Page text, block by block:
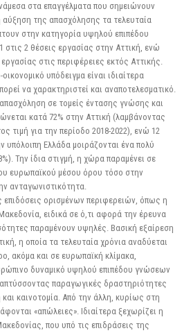
στα επαγγέλματα που σημειώνουν
αύξηση της απασχόλησης τα τελευταία
στην κατηγορία υψηλού επιπέδου
2 θέσεις εργασίας στην Αττική, ενώ
στις περιφέρειες εκτός Αττικής.
υπόδειγμα είναι ιδιαίτερα
να χαρακτηριστεί και αναποτελεσματικό.
απασχόληση σε τομείς έντασης γνώσης και
κατά 72% στην Αττική (λαμβάνοντας
τιμή για την περίοδο 2018-2022), ενώ 12
υπόλοιπη Ελλάδα μοιράζονται ένα πολύ
Την ίδια στιγμή, η χώρα παραμένει σε
ευρωπαϊκού μέσου όρου τόσο στην
ανταγωνιστικότητα.
επιδόσεις ορισμένων περιφερειών, όπως η
ειδικά σε ό,τι αφορά την έρευνα
παραμένουν υψηλές. Βασική εξαίρεση
η οποία τα τελευταία χρόνια αναδύεται
ακόμα και σε ευρωπαϊκή κλίμακα,
δυναμικό υψηλού επιπέδου γνώσεων
παραγωγικές δραστηριότητες
καινοτομία. Από την άλλη, κυρίως στη
«απώλειες». Ιδιαίτερα ξεχωρίζει η
που υπό τις επιδράσεις της